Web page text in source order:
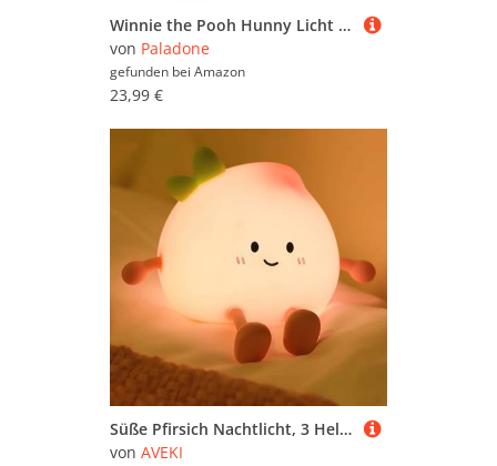
Winnie the Pooh Hunny Licht - Offiziell lizenziertes tragbares Nachtlicht 16,5 cm (6,4"), Disney Lampe für Kinderzimmer oder Babyzimmer
von Paladone
gefunden bei Amazon
23,99 €
Süße Pfirsich Nachtlicht, 3 Helligkeitsstufen Dimmbar Silikon Stilllicht mit Timer, Touch Lampe Kinderzimmer Mädchen, LED Baby Nachtlicht Akku Move Früchte Nachtlampe Kawaii Baby Geschenke (Warm)
von AVEKI